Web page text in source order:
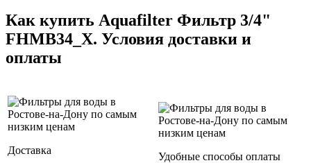
Как купить Aquafilter Фильтр 3/4"
FHMB34_X. Условия доставки и
оплаты
Доставка
Удобные способы оплаты